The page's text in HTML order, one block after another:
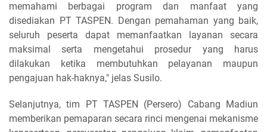
memahami berbagai program dan manfaat yang
disediakan PT TASPEN. Dengan pemahaman yang baik,
seluruh peserta dapat memanfaatkan layanan secara
maksimal serta mengetahui prosedur yang harus
dilakukan ketika membutuhkan pelayanan maupun
pengajuan hak-haknya," jelas Susilo.
Selanjutnya, tim PT TASPEN (Persero) Cabang Madiun
memberikan pemaparan secara rinci mengenai mekanisme